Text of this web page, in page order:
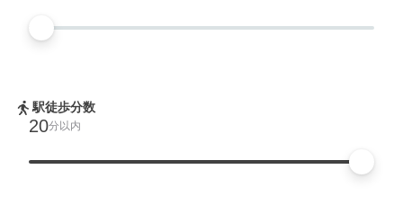
駅徒歩分数
20分以内